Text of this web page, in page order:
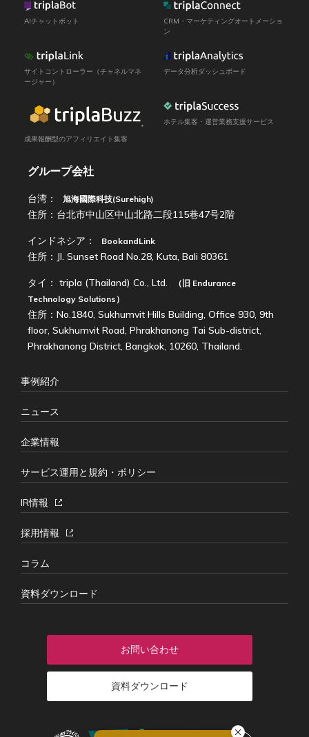
AIチャットボット
CRM・マーケティングオートメーショ
ン
サイトコントローラー（チャネルマネ
ージャー）
データ分析ダッシュボード
成果報酬型のアフィリエイト集客
ホテル集客・運営業務支援サービス
グループ会社
台湾： 旭海國際科技(Surehigh)
住所：台北市中山区中山北路二段115巷47号2階
インドネシア： BookandLink
住所：Jl. Sunset Road No.28, Kuta, Bali 80361
タイ： tripla (Thailand) Co., Ltd. （旧 Endurance
Technology Solutions ）
住所：No.1840, Sukhumvit Hills Building, Office 930, 9th
floor, Sukhumvit Road, Phrakhanong Tai Sub-district,
Phrakhanong District, Bangkok, 10260, Thailand.
事例紹介
ニュース
企業情報
サービス運用と規約・ポリシー
IR情報
採用情報
コラム
資料ダウンロード
お問い合わせ
資料ダウンロード